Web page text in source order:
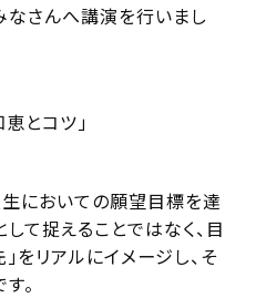
なさんへ講演を行いまし
とコツ」
においての願望目標を達
て捉えることではなく、目
をリアルにイメージし、そ
。